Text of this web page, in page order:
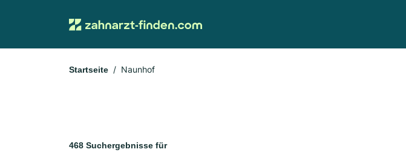
Startseite Naunhof
468 Suchergebnisse für